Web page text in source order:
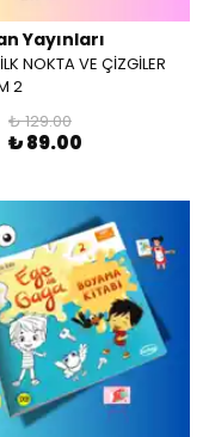
Yayınları
NOKTA VE ÇİZGİLER
2
₺ 129.00
₺ 89.00